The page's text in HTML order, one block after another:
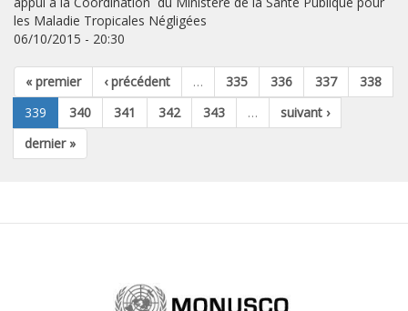
les Maladie Tropicales Négligées
06/10/2015 - 20:30
« premier ‹ précédent … 335 336 337
338
339
340 341 342 343 …
suivant ›
dernier »